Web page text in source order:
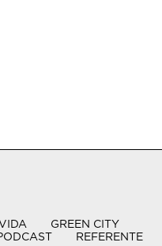
GREEN CITY
REFERENTE